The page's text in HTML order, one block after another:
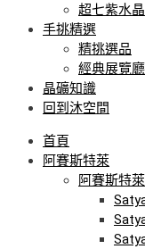
超七紫水晶
手挑精選
精挑選品
經典展覽
晶礦知識
回到沐空間
首頁
阿賽斯特萊
阿賽斯特